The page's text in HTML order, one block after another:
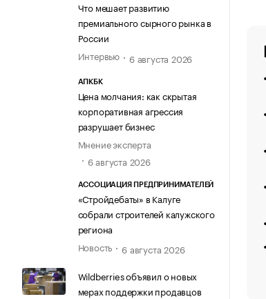
Что мешает развитию
премиального сырного рынка в
России
Интервью
6 августа 2026
АПКБК
Цена молчания: как скрытая
корпоративная агрессия
разрушает бизнес
Мнение эксперта
6 августа 2026
АССОЦИАЦИЯ ПРЕДПРИНИМАТЕЛЕЙ
«Стройдебаты» в Калуге
собрали строителей калужского
региона
Новость
6 августа 2026
Wildberries объявил о новых
мерах поддержки продавцов